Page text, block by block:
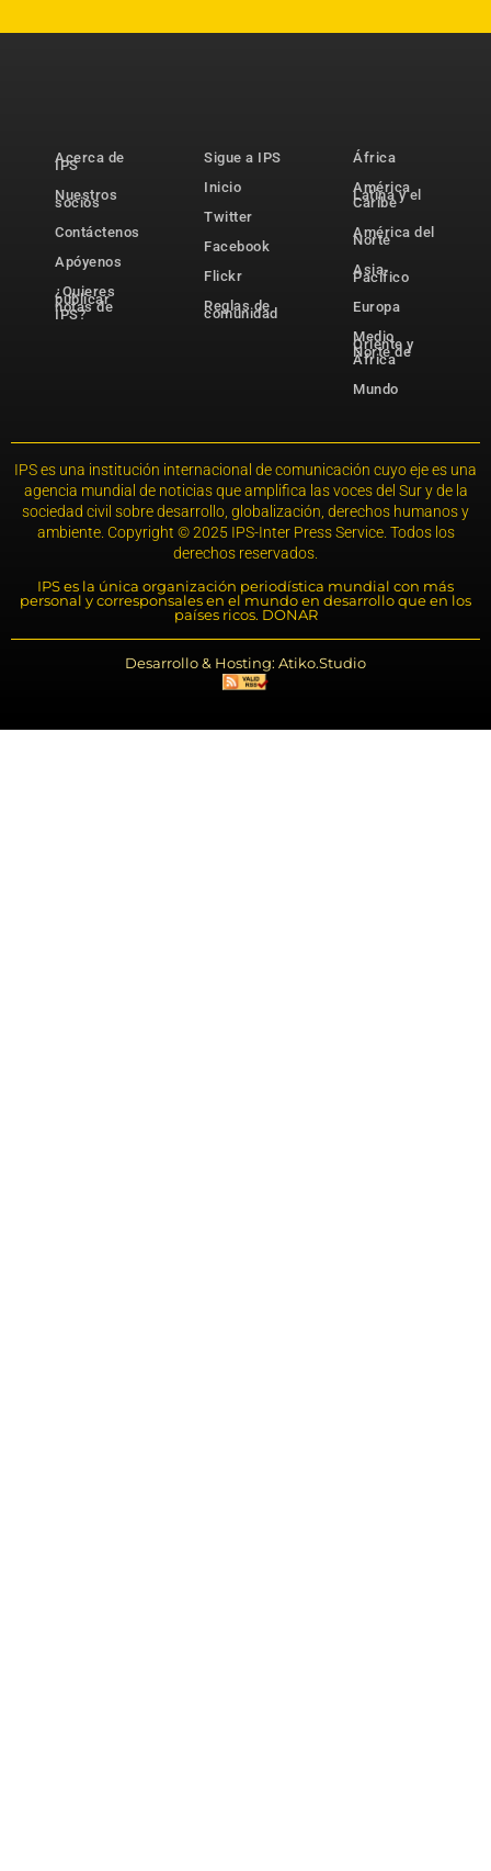
Acerca de
IPS
Nuestros
socios
Contáctenos
Apóyenos
¿Quieres
publicar
notas de
IPS?
Sigue a IPS
Inicio
Twitter
Facebook
Flickr
Reglas de
comunidad
África
América
Latina y el
Caribe
América del
Norte
Asia-
Pacífico
Europa
Medio
Oriente y
Norte de
África
Mundo
IPS es una institución internacional de comunicación cuyo eje es una
agencia mundial de noticias que amplifica las voces del Sur y de la
sociedad civil sobre desarrollo, globalización, derechos humanos y
ambiente. Copyright © 2025 IPS-Inter Press Service. Todos los
derechos reservados.
IPS es la única organización periodística mundial con más
personal y corresponsales en el mundo en desarrollo que en los
países ricos. DONAR
Desarrollo & Hosting: Atiko.Studio